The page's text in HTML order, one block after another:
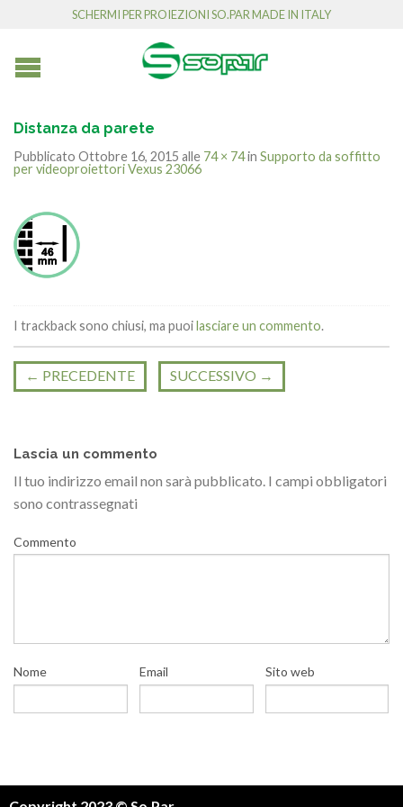
SCHERMI PER PROIEZIONI SO.PAR MADE IN ITALY
Distanza da parete
Pubblicato Ottobre 16, 2015 alle 74 × 74in Supporto da soffitto
per videoproiettori Vexus 23066
I trackback sono chiusi, ma puoilasciare un commento.
← PRECEDENTE SUCCESSIVO →
Lascia un commento
Il tuo indirizzo email non sarà pubblicato. I campi obbligatori
sono contrassegnati
Commento
Nome Email Sito web